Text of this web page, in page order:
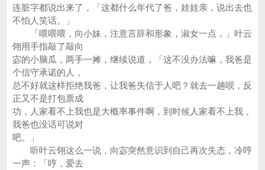
连脏字都说出来了，「这都什么年代了爸，娃娃亲，说出去也
不怕人笑话。」
「喂喂喂，向小妹，注意言辞和形象，淑女一点，」叶云
翎用手指敲了敲向
宓的小脑瓜，两手一摊，继续说道，「这不没办法嘛，我爸是
个信守承诺的人，
总不好就这样拒绝我爸，让我爸失信于人吧？就去一趟呗，反
正又不是打包票成
功，人家看不上我也是大概率事件啊，到时候人家看不上我，
我爸也没话可说对
吧。」
听叶云翎这么一说，向宓突然意识到自己再次失态，冷哼
一声：「哼，爱去